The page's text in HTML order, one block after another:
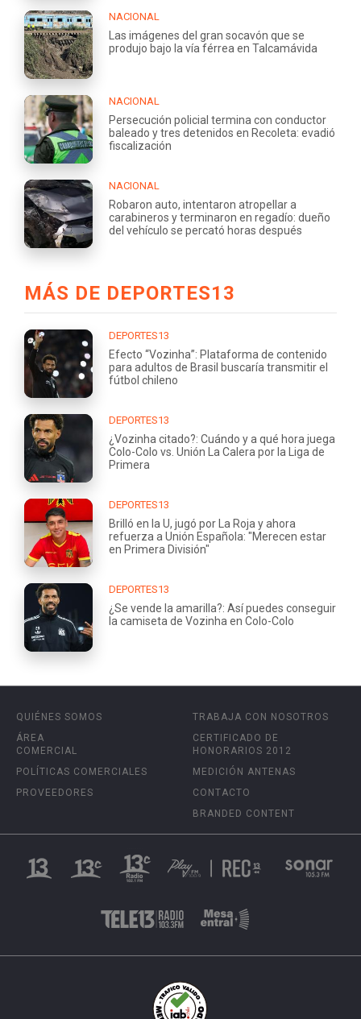
NACIONAL
Las imágenes del gran socavón que se
produjo bajo la vía férrea en Talcamávida
NACIONAL
Persecución policial termina con conductor
baleado y tres detenidos en Recoleta: evadió
fiscalización
NACIONAL
Robaron auto, intentaron atropellar a
carabineros y terminaron en regadío: dueño
del vehículo se percató horas después
MÁS DE DEPORTES13
DEPORTES13
Efecto “Vozinha”: Plataforma de contenido
para adultos de Brasil buscaría transmitir el
fútbol chileno
DEPORTES13
¿Vozinha citado?: Cuándo y a qué hora juega
Colo-Colo vs. Unión La Calera por la Liga de
Primera
DEPORTES13
Brilló en la U, jugó por La Roja y ahora
refuerza a Unión Española: "Merecen estar
en Primera División"
DEPORTES13
¿Se vende la amarilla?: Así puedes conseguir
la camiseta de Vozinha en Colo-Colo
QUIÉNES SOMOS
ÁREA
COMERCIAL
POLÍTICAS COMERCIALES
PROVEEDORES
TRABAJA CON NOSOTROS
CERTIFICADO DE
HONORARIOS 2012
MEDICIÓN ANTENAS
CONTACTO
BRANDED CONTENT